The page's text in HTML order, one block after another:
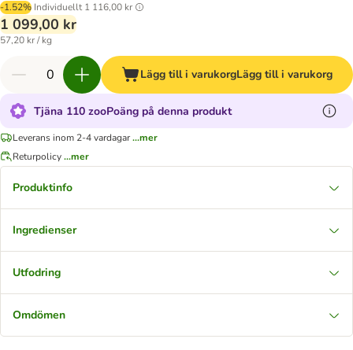
-1.52% Individuellt 1 116,00 kr
1 099,00 kr
57,20 kr / kg
Lägg till i varukorgLägg till i varukorg
Tjäna 110 zooPoäng på denna produkt
Leverans inom 2-4 vardagar...mer
Returpolicy...mer
Produktinfo
Ingredienser
Utfodring
Omdömen